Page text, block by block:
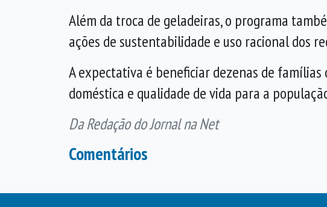
Além da troca de geladeiras, o programa
ações de sustentabilidade e uso racional dos
A expectativa é beneficiar dezenas de
doméstica e qualidade de vida para a
Da Redação do Jornal na Net
Comentários